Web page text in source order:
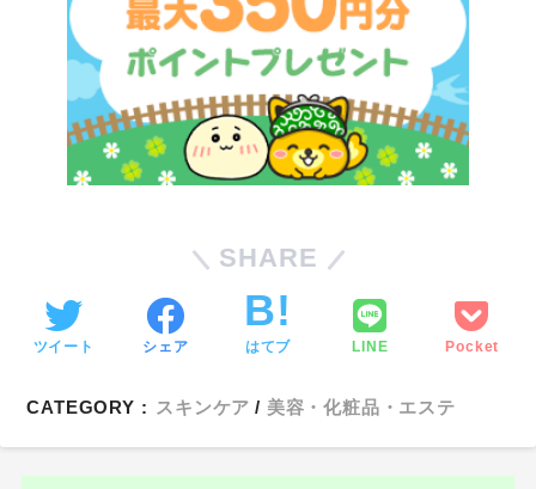
SHARE
ツイート シェア はてブ LINE Pocket
CATEGORY : スキンケア 美容・化粧品・エステ